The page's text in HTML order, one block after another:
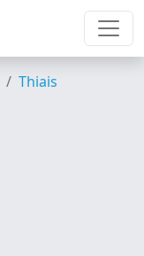
Thiais